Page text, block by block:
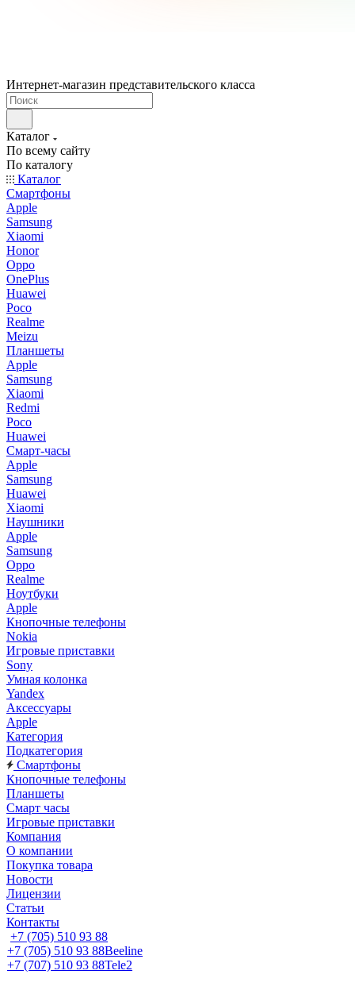
Интернет-магазин представительского класса
Каталог
По всему сайту
По каталогу
Каталог
Смартфоны
Apple
Samsung
Xiaomi
Honor
Oppo
OnePlus
Huawei
Poco
Realme
Meizu
Планшеты
Apple
Samsung
Xiaomi
Redmi
Poco
Huawei
Смарт-часы
Apple
Samsung
Huawei
Xiaomi
Наушники
Apple
Samsung
Oppo
Realme
Ноутбуки
Apple
Кнопочные телефоны
Nokia
Игровые приставки
Sony
Умная колонка
Yandex
Аксессуары
Apple
Категория
Подкатегория
Смартфоны
Кнопочные телефоны
Планшеты
Смарт часы
Игровые приставки
Компания
О компании
Покупка товара
Новости
Лицензии
Статьи
Контакты
+7 (705) 510 93 88
+7 (705) 510 93 88Beeline
+7 (707) 510 93 88Tele2